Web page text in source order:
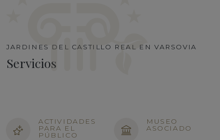
JARDINES DEL CASTILLO REAL EN VARSOVIA
Servicios
ACTIVIDADES
PARA EL
PÚBLICO
MUSEO
ASOCIADO